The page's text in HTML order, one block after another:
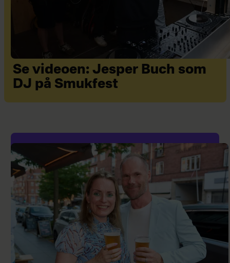
Se videoen: Jesper Buch som
DJ på Smukfest